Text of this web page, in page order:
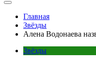
Главная
Звёзды
Алена Водонаева
Звёзды